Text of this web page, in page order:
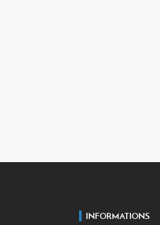
INFORMATIONS